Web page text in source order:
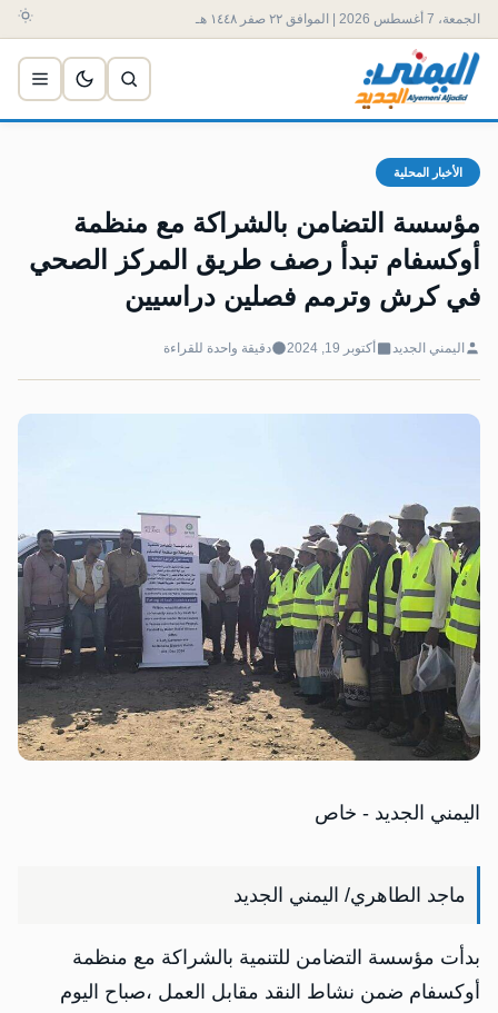
الجمعة، 7 أغسطس 2026 | الموافق ٢٢ صفر ١٤٤٨ هـ
الأخبار المحلية
مؤسسة التضامن بالشراكة مع منظمة
أوكسفام تبدأ رصف طريق المركز الصحي
في كرش وترمم فصلين دراسيين
اليمني الجديد أكتوبر 19, 2024 دقيقة واحدة للقراءة
اليمني الجديد - خاص
ماجد الطاهري/ اليمني الجديد
بدأت مؤسسة التضامن للتنمية بالشراكة مع منظمة
أوكسفام ضمن نشاط النقد مقابل العمل ،صباح اليوم